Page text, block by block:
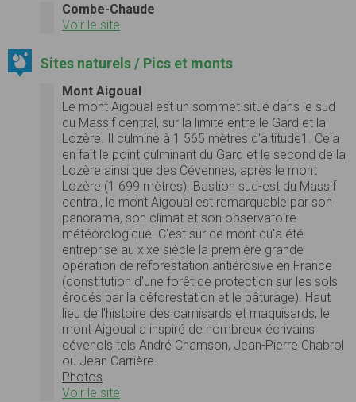
Combe-Chaude
Voir le site
Sites naturels / Pics et monts
Mont Aigoual
Le mont Aigoual est un sommet situé dans le sud
du Massif central, sur la limite entre le Gard et la
Lozère. Il culmine à 1 565 mètres d'altitude1. Cela
en fait le point culminant du Gard et le second de la
Lozère ainsi que des Cévennes, après le mont
Lozère (1 699 mètres). Bastion sud-est du Massif
central, le mont Aigoual est remarquable par son
panorama, son climat et son observatoire
météorologique. C'est sur ce mont qu'a été
entreprise au xixe siècle la première grande
opération de reforestation antiérosive en France
(constitution d'une forêt de protection sur les sols
érodés par la déforestation et le pâturage). Haut
lieu de l'histoire des camisards et maquisards, le
mont Aigoual a inspiré de nombreux écrivains
cévenols tels André Chamson, Jean-Pierre Chabrol
ou Jean Carrière.
Photos
Voir le site